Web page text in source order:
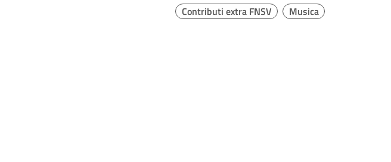
Contributi extra FNSV Musica